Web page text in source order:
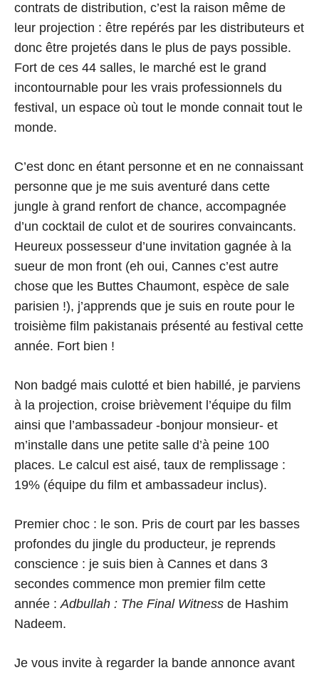
contrats de distribution, c’est la raison même de
leur projection : être repérés par les distributeurs et
donc être projetés dans le plus de pays possible.
Fort de ces 44 salles, le marché est le grand
incontournable pour les vrais professionnels du
festival, un espace où tout le monde connait tout le
monde.
C’est donc en étant personne et en ne connaissant
personne que je me suis aventuré dans cette
jungle à grand renfort de chance, accompagnée
d’un cocktail de culot et de sourires convaincants.
Heureux possesseur d’une invitation gagnée à la
sueur de mon front (eh oui, Cannes c’est autre
chose que les Buttes Chaumont, espèce de sale
parisien !), j’apprends que je suis en route pour le
troisième film pakistanais présenté au festival cette
année. Fort bien !
Non badgé mais culotté et bien habillé, je parviens
à la projection, croise brièvement l’équipe du film
ainsi que l’ambassadeur -bonjour monsieur- et
m’installe dans une petite salle d’à peine 100
places. Le calcul est aisé, taux de remplissage :
19% (équipe du film et ambassadeur inclus).
Premier choc : le son. Pris de court par les basses
profondes du jingle du producteur, je reprends
conscience : je suis bien à Cannes et dans 3
secondes commence mon premier film cette
année :Adbullah : The Final Witness de Hashim
Nadeem.
Je vous invite à regarder la bande annonce avant